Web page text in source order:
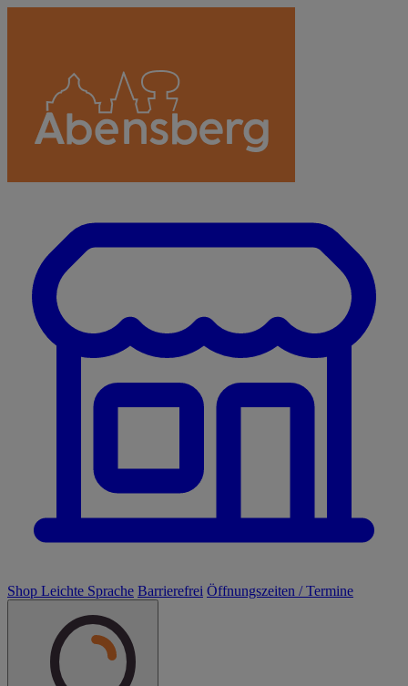
Shop Leichte Sprache Barrierefrei Öffnungszeiten / Termine